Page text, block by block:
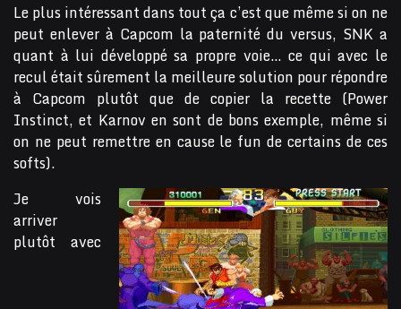
Le plus intéressant dans tout ça c’est que même si on ne
peut enlever à Capcom la paternité du versus, SNK a
quant à lui développé sa propre voie… ce qui avec le
recul était sûrement la meilleure solution pour répondre
à Capcom plutôt que de copier la recette (Power
Instinct, et Karnov en sont de bons exemple, même si
on ne peut remettre en cause le fun de certains de ces
softs).
Je vois
arriver
plutôt avec